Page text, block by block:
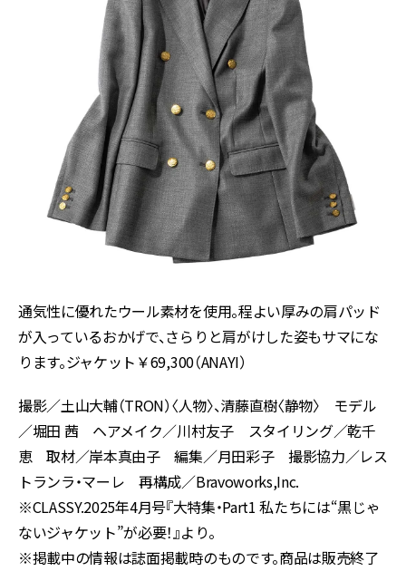
通気性に優れたウール素材を使用。程よい厚みの肩パッド
が入っているおかげで、さらりと肩がけした姿もサマにな
ります。ジャケット￥69,300（ANAYI）
撮影／土山大輔（TRON）〈人物〉、清藤直樹〈静物〉 モデル
／堀田 茜 ヘアメイク／川村友子 スタイリング／乾千
恵 取材／岸本真由子 編集／月田彩子 撮影協力／レス
トランラ・マーレ 再構成／Bravoworks,Inc.
※CLASSY.2025年4月号『大特集・Part1 私たちには“黒じゃ
ないジャケット”が必要！』より。
※掲載中の情報は誌面掲載時のものです。商品は販売終了